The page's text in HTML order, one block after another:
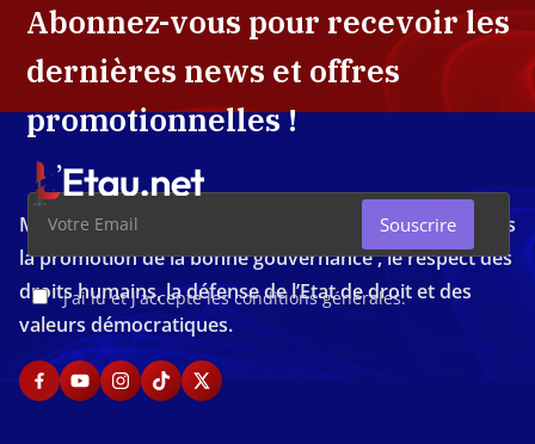
Abonnez-vous pour recevoir les
dernières news et offres
promotionnelles !
J'ai lu et j'accepte les conditions générales.
Souscrire
Média d'investigation ivoirien résolument engagé dans
la promotion de la bonne gouvernance , le respect des
droits humains, la défense de l’Etat de droit et des
valeurs démocratiques.